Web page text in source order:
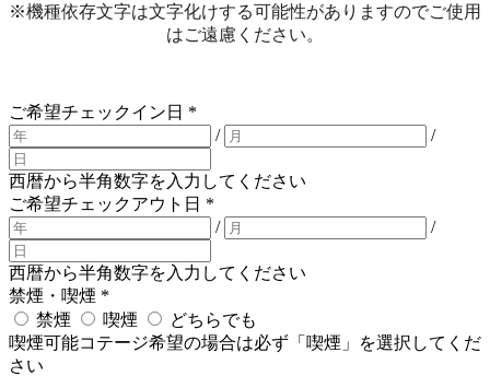
※機種依存文字は文字化けする可能性がありますのでご使用
はご遠慮ください。
ご希望チェックイン日 *
/
/
西暦から半角数字を入力してください
ご希望チェックアウト日 *
/
/
西暦から半角数字を入力してください
禁煙・喫煙 *
禁煙
喫煙
どちらでも
喫煙可能コテージ希望の場合は必ず「喫煙」を選択してくだ
さい